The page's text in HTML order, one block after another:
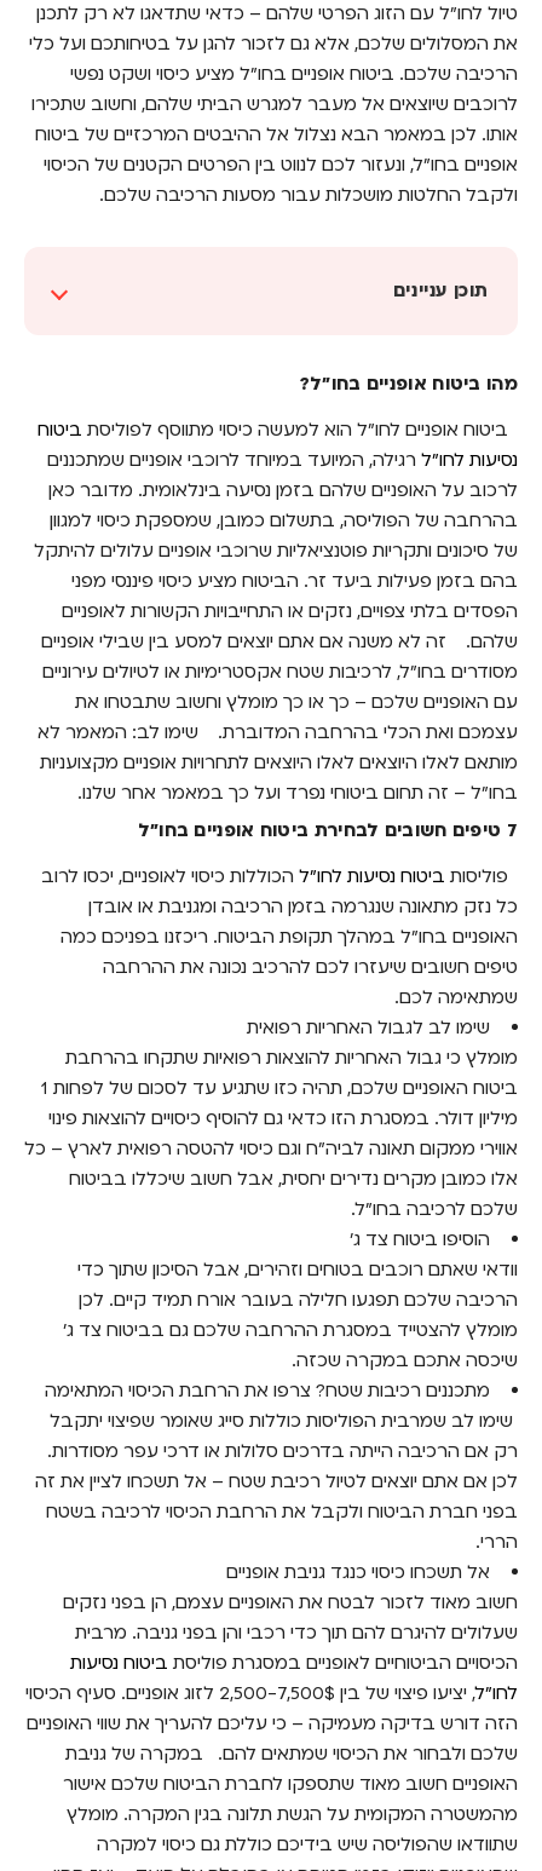
טיול לחו"ל עם הזוג הפרטי שלהם – כדאי שתדאגו לא רק לתכנן
את המסלולים שלכם, אלא גם לזכור להגן על בטיחותכם ועל כלי
הרכיבה שלכם. ביטוח אופניים בחו"ל מציע כיסוי ושקט נפשי
לרוכבים שיוצאים אל מעבר למגרש הביתי שלהם, וחשוב שתכירו
אותו. לכן במאמר הבא נצלול אל ההיבטים המרכזיים של ביטוח
אופניים בחו"ל, ונעזור לכם לנווט בין הפרטים הקטנים של הכיסוי
ולקבל החלטות מושכלות עבור מסעות הרכיבה שלכם.
תוכן עניינים
7 טיפים חשובים לבחירת ביטוח אופניים בחו"ל
מהו ביטוח אופניים בחו"ל?
ביטוח אופניים לחו"ל הוא למעשה כיסוי מתווסף לפוליסת ביטוח
נסיעות לחו"ל רגילה, המיועד במיוחד לרוכבי אופניים שמתכננים
לרכוב על האופניים שלהם בזמן נסיעה בינלאומית. מדובר כאן
בהרחבה של הפוליסה, בתשלום כמובן, שמספקת כיסוי למגוון
של סיכונים ותקריות פוטנציאליות שרוכבי אופניים עלולים להיתקל
בהם בזמן פעילות ביעד זר. הביטוח מציע כיסוי פיננסי מפני
הפסדים בלתי צפויים, נזקים או התחייבויות הקשורות לאופניים
שלהם.
זה לא משנה אם אתם יוצאים למסע בין שבילי אופניים
מסודרים בחו"ל, לרכיבות שטח אקסטרימיות או לטיולים עירוניים
עם האופניים שלכם – כך או כך מומלץ וחשוב שתבטחו את
עצמכם ואת הכלי בהרחבה המדוברת.
שימו לב: המאמר לא
מותאם לאלו היוצאים לאלו היוצאים לתחרויות אופניים מקצועניות
בחו"ל – זה תחום ביטוחי נפרד ועל כך במאמר אחר שלנו.
7 טיפים חשובים לבחירת ביטוח אופניים בחו"ל
פוליסות ביטוח נסיעות לחו"ל הכוללות כיסוי לאופניים, יכסו לרוב
כל נזק מתאונה שנגרמה בזמן הרכיבה ומגניבת או אובדן
האופניים בחו"ל במהלך תקופת הביטוח. ריכזנו בפניכם כמה
טיפים חשובים שיעזרו לכם להרכיב נכונה את ההרחבה
שמתאימה לכם.
שימו לב לגבול האחריות רפואית
מומלץ כי גבול האחריות להוצאות רפואיות שתקחו בהרחבת
ביטוח האופניים שלכם, תהיה כזו שתגיע עד לסכום של לפחות 1
מיליון דולר. במסגרת הזו כדאי גם להוסיף כיסויים להוצאות פינוי
אווירי ממקום תאונה לביה"ח וגם כיסוי להטסה רפואית לארץ – כל
אלו כמובן מקרים נדירים יחסית, אבל חשוב שיכללו בביטוח
שלכם לרכיבה בחו"ל.
הוסיפו ביטוח צד ג'
וודאי שאתם רוכבים בטוחים וזהירים, אבל הסיכון שתוך כדי
הרכיבה שלכם תפגעו חלילה בעובר אורח תמיד קיים. לכן
מומלץ להצטייד במסגרת ההרחבה שלכם גם בביטוח צד ג'
שיכסה אתכם במקרה שכזה.
מתכננים רכיבות שטח? צרפו את הרחבת הכיסוי המתאימה
שימו לב שמרבית הפוליסות כוללות סייג שאומר שפיצוי יתקבל
רק אם הרכיבה הייתה בדרכים סלולות או דרכי עפר מסודרות.
לכן אם אתם יוצאים לטיול רכיבת שטח – אל תשכחו לציין את זה
בפני חברת הביטוח ולקבל את הרחבת הכיסוי לרכיבה בשטח
הררי.
אל תשכחו כיסוי כנגד גניבת אופניים
חשוב מאוד לזכור לבטח את האופניים עצמם, הן בפני נזקים
שעלולים להיגרם להם תוך כדי רכבי והן בפני גניבה. מרבית
הכיסויים הביטוחיים לאופניים במסגרת פוליסת ביטוח נסיעות
לחו"ל
, יציעו פיצוי של בין 2,500-7,500$ לזוג אופניים. סעיף הכיסוי
הזה דורש בדיקה מעמיקה – כי עליכם להעריך את שווי האופניים
שלכם ולבחור את הכיסוי שמתאים להם.
במקרה של גניבת
האופניים חשוב מאוד שתספקו לחברת הביטוח שלכם אישור
מהמשטרה המקומית על הגשת תלונה בגין המקרה. מומלץ
שתוודאו שהפוליסה שיש בידיכם כוללת גם כיסוי למקרה